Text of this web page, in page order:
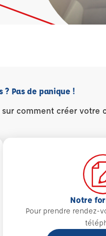
? Pas de panique !
comment créer votre
Notre
Pour prendre rendez-